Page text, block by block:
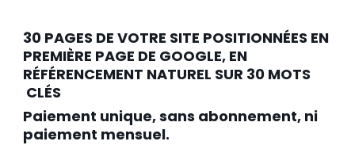
30 PAGES DE VOTRE SITE POSITIONNÉES EN
PREMIÈRE PAGE DE GOOGLE, EN
RÉFÉRENCEMENT NATUREL SUR 30 MOTS
CLÉS
Paiement unique, sans abonnement, ni
paiement mensuel.